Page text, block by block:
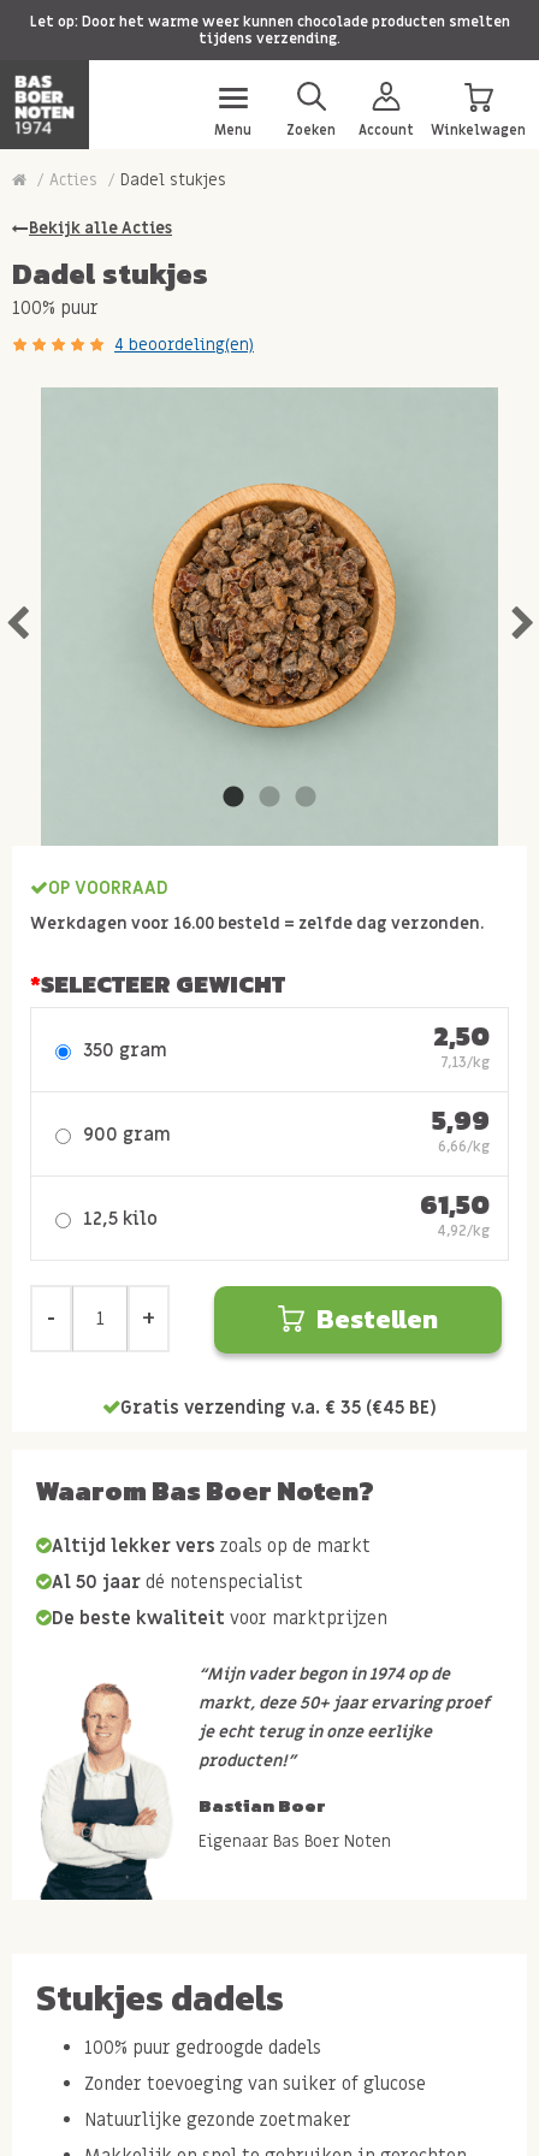
Let op: Door het warme weer kunnen chocolade producten smelten
tijdens verzending.
Menu Zoeken Account Winkelwagen
Acties Dadel stukjes
Bekijk alle Acties
Dadel stukjes
100% puur
4 beoordeling(en)
OP VOORRAAD
Werkdagen voor 16.00 besteld = zelfde dag verzonden.
SELECTEER GEWICHT
350 gram 2,50
7,13/kg
900 gram 5,99
6,66/kg
12,5 kilo 61,50
4,92/kg
Bestellen
Gratis verzending v.a. € 35 (€45 BE)
Waarom Bas Boer Noten?
Altijd lekker vers zoals op de markt
Al 50 jaar dé notenspecialist
De beste kwaliteit voor marktprijzen
“Mijn vader begon in 1974 op de
markt, deze 50+ jaar ervaring proef
je echt terug in onze eerlijke
producten!”
Bastian Boer
Eigenaar Bas Boer Noten
Stukjes dadels
100% puur gedroogde dadels
Zonder toevoeging van suiker of glucose
Natuurlijke gezonde zoetmaker